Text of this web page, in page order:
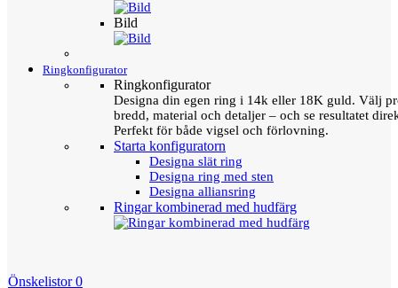
Bild
Ringkonfigurator
Ringkonfigurator
Designa din egen ring i 14k eller 18K guld. Välj
bredd, material och detaljer – och se resultatet
Perfekt för både vigsel och förlovning.
Starta konfiguratorn
Designa slät ring
Designa ring med sten
Designa alliansring
Ringar kombinerad med hudfärg
Önskelistor 0